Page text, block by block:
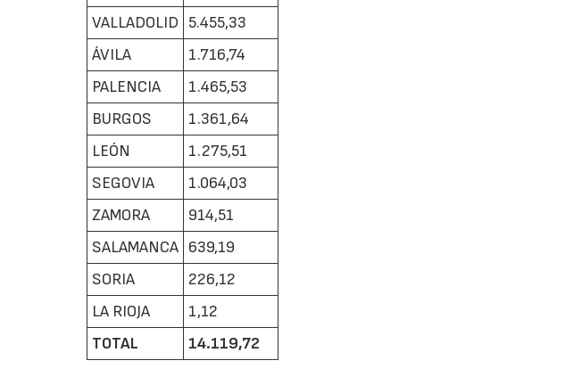
VALLADOLID
5.455,33
ÁVILA
1.716,74
PALENCIA
1.465,53
BURGOS
1.361,64
LEÓN
1.275,51
SEGOVIA
1.064,03
ZAMORA
914,51
SALAMANCA 639,19
SORIA
226,12
LA RIOJA
1,12
TOTAL
14.119,72